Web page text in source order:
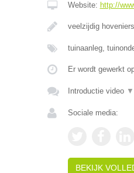
Website: http://
veelzijdig
tuinaanleg,
Er wordt gewerkt
Introductie video ▼
Sociale media:
BEKIJK